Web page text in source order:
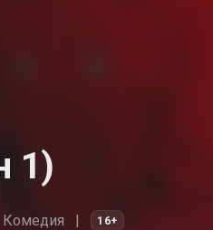
1)
Комедия 16+